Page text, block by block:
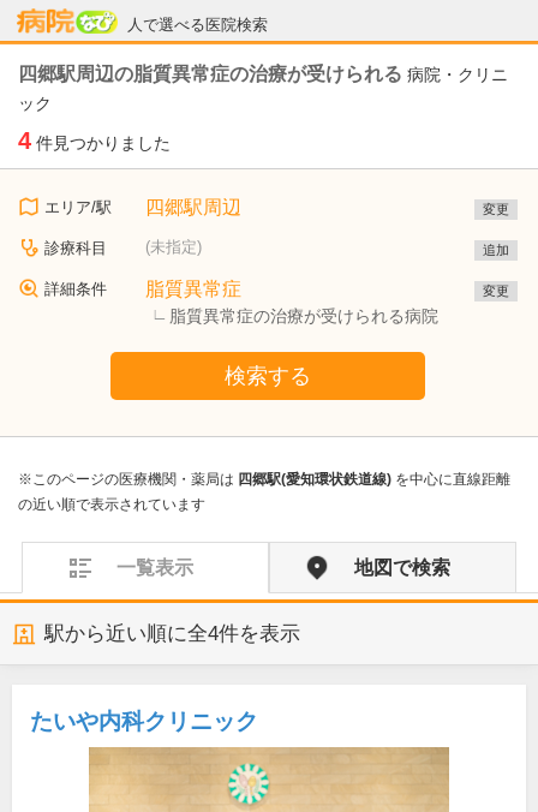
人で選べる医院検索
病院なび
四郷駅周辺の脂質異常症の治療が受けられる 病院・クリニ
ック
4 件見つかりました
エリア/駅 四郷駅周辺 変更
診療科目 (未指定) 追加
詳細条件 脂質異常症
脂質異常症の治療が受けられる病院
変更
検索する
※このページの医療機関・薬局は 四郷駅(愛知環状鉄道線) を中心に直線距離
の近い順で表示されています
一覧表示 地図で検索
駅から近い順に全4件を表示
たいや内科クリニック